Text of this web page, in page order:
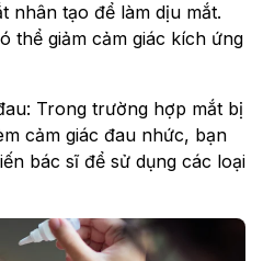
nhân tạo để làm dịu mắt.
thể giảm cảm giác kích ứng
Trong trường hợp mắt bị
cảm giác đau nhức, bạn
bác sĩ để sử dụng các loại